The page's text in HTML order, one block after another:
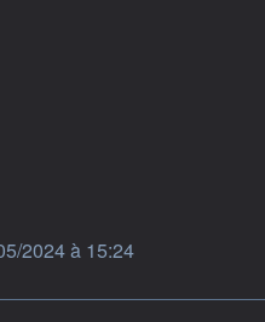
par
2024 à 15:24